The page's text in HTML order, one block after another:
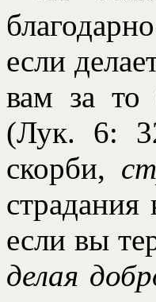
если
вам за то
(Лук. 6:
скорби,
страдания
если вы
делая